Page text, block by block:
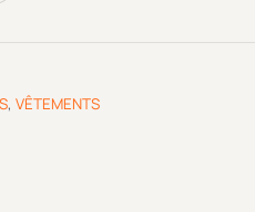
, VÊTEMENTS